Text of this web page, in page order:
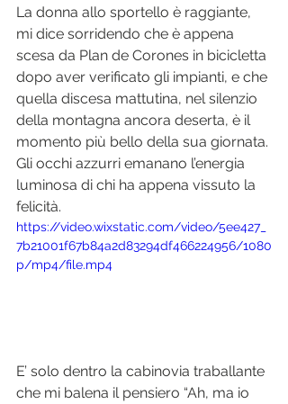
La donna allo sportello è raggiante,
mi dice sorridendo che è appena
scesa da Plan de Corones in bicicletta
dopo aver verificato gli impianti, e che
quella discesa mattutina, nel silenzio
della montagna ancora deserta, è il
momento più bello della sua giornata.
Gli occhi azzurri emanano l’energia
luminosa di chi ha appena vissuto la
felicità.
https://video.wixstatic.com/video/5ee427_
7b21001f67b84a2d83294df466224956/1080
p/mp4/file.mp4
E’ solo dentro la cabinovia traballante
che mi balena il pensiero “Ah, ma io